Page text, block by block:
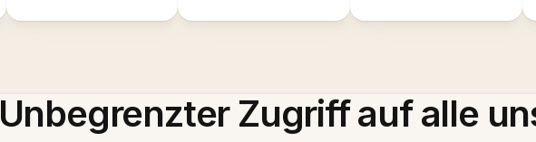
Unbegrenzter Zugriff auf alle